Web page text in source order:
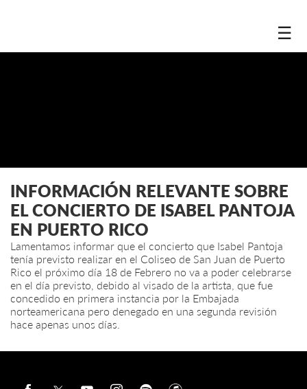
☰
INFORMACIÓN RELEVANTE SOBRE
EL CONCIERTO DE ISABEL PANTOJA
EN PUERTO RICO
Lamentamos informar que el concierto que Isabel Pantoja
tenía previsto realizar en el Coliseo de San Juan de Puerto
Rico el próximo día 18 de Febrero no va a poder celebrarse
en el día previsto, debido al visado de la artista, que fue
concedido en primera instancia por la Embajada
norteamericana pero denegado en una segunda revisión
hace apenas unos días.